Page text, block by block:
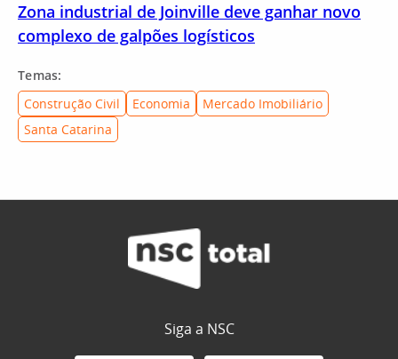
Zona industrial de Joinville deve ganhar novo
complexo de galpões logísticos
Temas:
Construção Civil
Economia
Mercado Imobiliário
Santa Catarina
Siga a NSC